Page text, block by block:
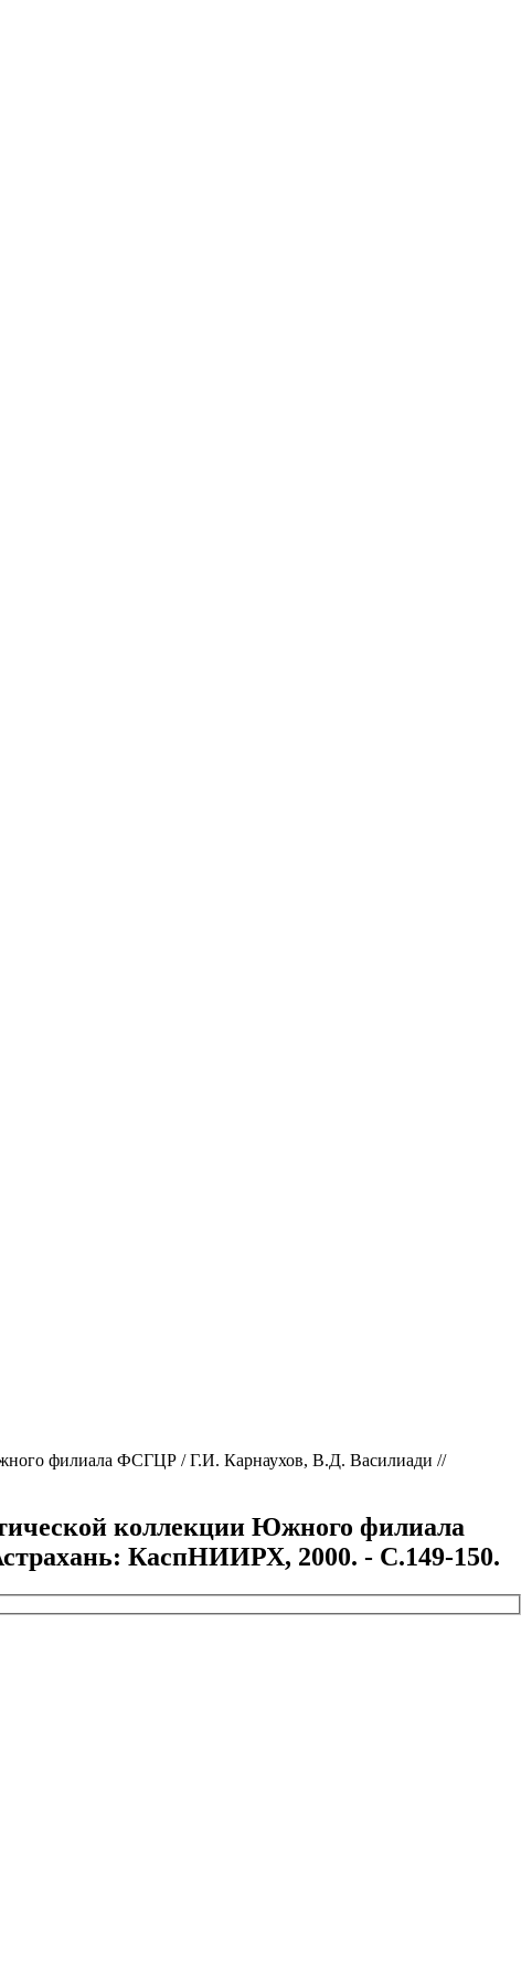
филиала ФСГЦР / Г.И. Карнаухов, В.Д. Василиади //
коллекции Южного филиала
КаспНИИРХ, 2000. - С.149-150.